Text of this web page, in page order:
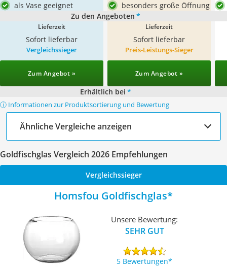
als Vase geeignet
besonders große Öffnung
Zu den Angeboten *
Lieferzeit
Sofort lieferbar
Lieferzeit
Sofort lieferbar
Vergleichssieger
Zum Angebot »
Preis-Leistungs-Sieger
Zum Angebot »
Erhältlich bei *
ⓘ Informationen zur Produktsortierung und Bewertung
Ähnliche Vergleiche anzeigen
Goldfischglas Vergleich 2026 Empfehlungen
Vergleichssieger
Homsfou Goldfischglas
Unsere Bewertung:
SEHR GUT
5 Bewertungen